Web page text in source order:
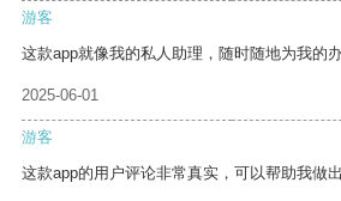
游客
这款app就像我的私人助理，随时随地为我的
2025-06-01
游客
这款app的用户评论非常真实，可以帮助我做